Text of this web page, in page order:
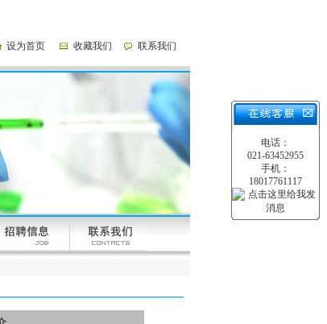
设为首页 收藏我们 联系我们
电话：
021-63452955
手机：
18017761117